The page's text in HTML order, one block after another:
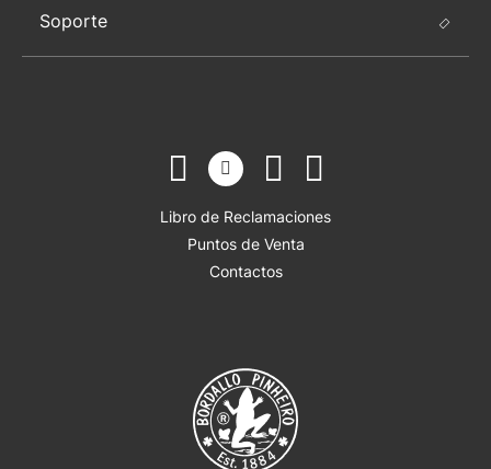
Soporte
Libro de Reclamaciones
Puntos de Venta
Contactos